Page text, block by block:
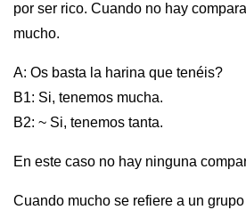
por ser rico. Cuando no hay
mucho.
A: Os basta la harina que tenéis?
B1: Si, tenemos mucha.
B2: ~ Si, tenemos tanta.
En este caso no hay ninguna
Cuando mucho se refiere a un